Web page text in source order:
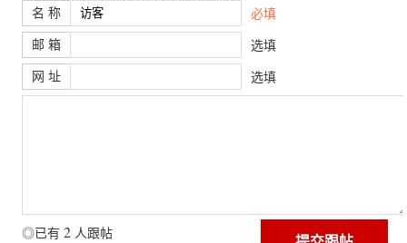
名 称 必填
邮 箱 选填
网 址 选填
◎已有 2 人跟帖